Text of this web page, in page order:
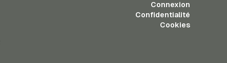
Connexion
Confidentialité
Cookies